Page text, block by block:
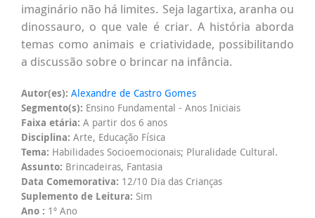
imaginário não há limites. Seja lagartixa, aranha ou
dinossauro, o que vale é criar. A história aborda
temas como animais e criatividade, possibilitando
a discussão sobre o brincar na infância.
Autor(es): Alexandre de Castro Gomes
Segmento(s): Ensino Fundamental - Anos Iniciais
Faixa etária: A partir dos 6 anos
Disciplina: Arte, Educação Física
Tema: Habilidades Socioemocionais; Pluralidade Cultural.
Assunto: Brincadeiras, Fantasia
Data Comemorativa: 12/10 Dia das Crianças
Suplemento de Leitura: Sim
Ano : 1º Ano